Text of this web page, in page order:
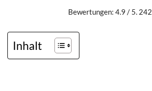
Bewertungen: 4.9 / 5. 242
Inhalt